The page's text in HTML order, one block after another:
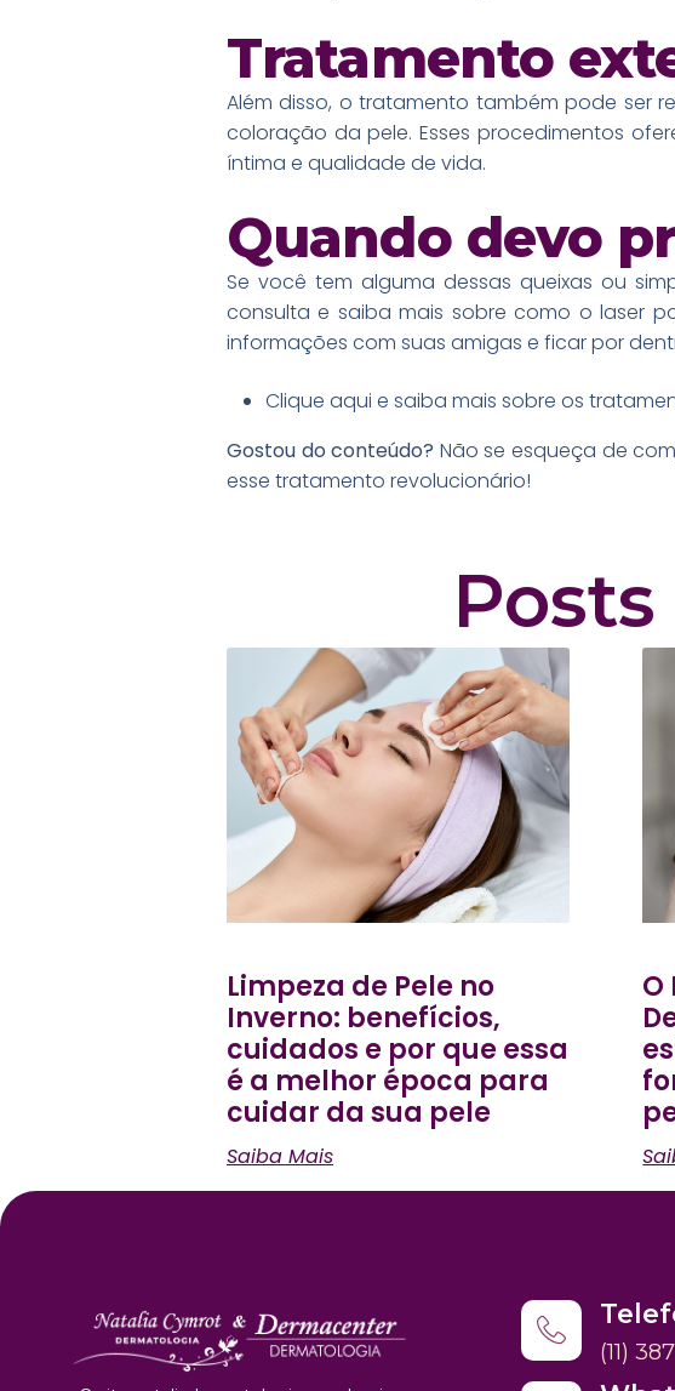
Tratamento
Além disso, o tratamento também pode ser
coloração da pele. Esses procedimentos
íntima e qualidade de vida.
Quando devo
Se você tem alguma dessas queixas ou
consulta e saiba mais sobre como o laser
informações com suas amigas e ficar por
Clique aqui e saiba mais sobre os
Gostou do conteúdo? Não se esqueça de
esse tratamento revolucionário!
Limpeza de Pele no
Inverno: benefícios,
cuidados e por que essa
é a melhor época para
cuidar da sua pele
Saiba Mais
O
(11)